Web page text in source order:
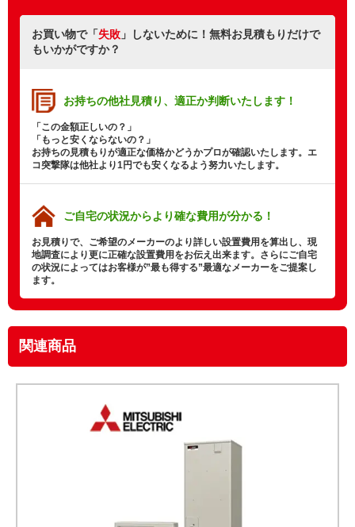
お買い物で「失敗 」しないために！無料お見積もりだけで
もいかがですか？
お持ちの他社見積り、 適正か判断いたします！
「この金額正しいの？」
「もっと安くならないの？」
お持ちの見積もりが適正な価格かどうかプロが確認いたします。エ
コ突撃隊は他社より1円でも安くなるよう努力いたします。
ご自宅の状況からより確な費用が分かる！
お見積りで、ご希望のメーカーのより詳しい設置費用を算出し、現
地調査により更に正確な設置費用をお伝え出来ます。さらにご自宅
の状況によってはお客様が”最も得する”最適なメーカーをご提案し
ます。
関連商品